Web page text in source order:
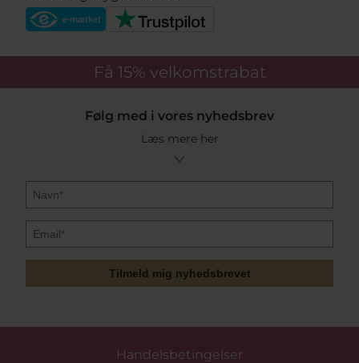
Få 15% velkomstrabat
Følg med i vores nyhedsbrev
Læs mere her
Tilmeld mig nyhedsbrevet
Handelsbetingelser